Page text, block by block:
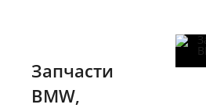
Запчасти
BMW,